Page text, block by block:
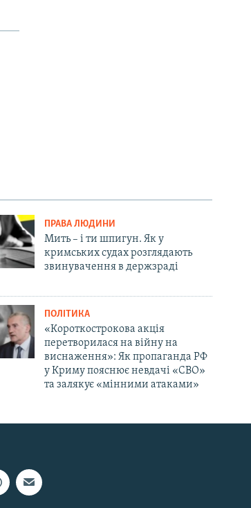
ПРАВА ЛЮДИНИ
Мить – і ти шпигун. Як у
кримських судах розглядають
звинувачення в держзраді
ПОЛІТИКА
«Короткострокова акція
перетворилася на війну на
виснаження»: Як пропаганда РФ
у Криму пояснює невдачі «СВО»
та залякує «мінними атаками»